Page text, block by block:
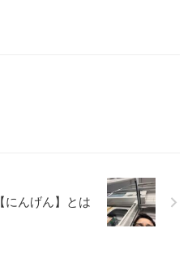
【にんげん】とは